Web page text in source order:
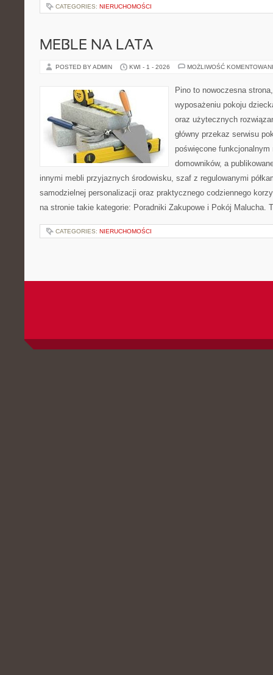
CATEGORIES: NIERUCHOMOŚCI
MEBLE NA LATA
POSTED BY ADMIN KWI - 1 - 2026 MOŻLIWOŚĆ
Pino to nowoczesna
wyposażeniu pokoju
oraz użytecznych
główny przekaz serwisu
poświęcone
domowników, a
innymi mebli przyjaznych środowisku, szaf z regulowanymi
samodzielnej personalizacji oraz praktycznego codziennego
na stronie takie kategorie: Poradniki Zakupowe i Pokój Malucha.
CATEGORIES: NIERUCHOMOŚCI